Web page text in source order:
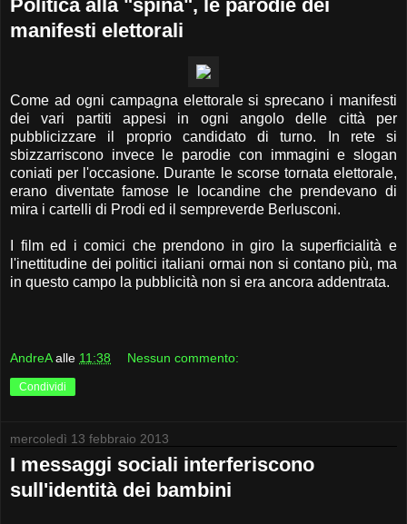
Politica alla "spina", le parodie dei
manifesti elettorali
Come ad ogni campagna elettorale si sprecano i manifesti
dei vari partiti appesi in ogni angolo delle città per
pubblicizzare il proprio candidato di turno. In rete si
sbizzarriscono invece le parodie con immagini e slogan
coniati per l'occasione. Durante le scorse tornata elettorale,
erano diventate famose le locandine che prendevano di
mira i cartelli di Prodi ed il sempreverde Berlusconi.
I film ed i comici che prendono in giro la superficialità e
l'inettitudine dei politici italiani ormai non si contano più, ma
in questo campo la pubblicità non si era ancora addentrata.
AndreA alle 11:38 Nessun commento:
Condividi
mercoledì 13 febbraio 2013
I messaggi sociali interferiscono
sull'identità dei bambini